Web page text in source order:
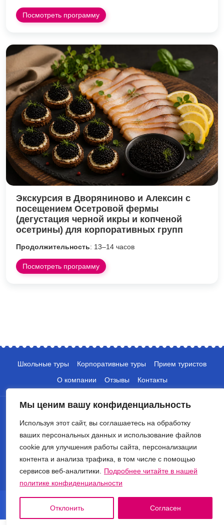
Мы ценим вашу конфиденциальность
Используя этот сайт, вы соглашаетесь на обработку
ваших персональных данных и использование файлов
cookie для улучшения работы сайта, персонализации
контента и анализа трафика, в том числе с помощью
сервисов веб-аналитики.
Подробнее читайте в нашей
политике конфиденциальности
Отклонить Согласен
Посмотреть программу
Экскурсия в Дворяниново и Алексин с
посещением Осетровой фермы
(дегустация черной икры и копченой
осетрины) для корпоративных групп
Продолжительность: 13–14 часов
Посмотреть программу
Школьные туры Корпоративные туры
Прием туристов
О компании
Отзывы Контакты
+7 (495) 135-10-05
info@crocus-travel.ru
© 2026 Туроператор Крокус. Все права защищены.
Политика обработки персональных данных